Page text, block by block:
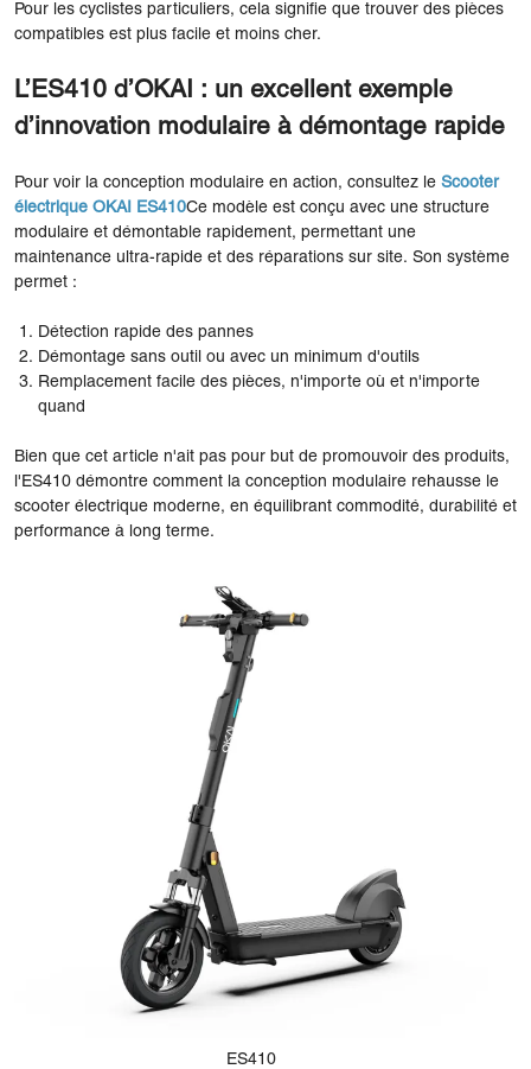
Pour les cyclistes particuliers, cela signifie que trouver des pièces
compatibles est plus facile et moins cher.
L’ES410 d’OKAI : un excellent exemple
d’innovation modulaire à démontage rapide
Pour voir la conception modulaire en action, consultez le Scooter
électrique OKAI ES410Ce modèle est conçu avec une structure
modulaire et démontable rapidement, permettant une
maintenance ultra-rapide et des réparations sur site. Son système
permet :
Détection rapide des pannes
Démontage sans outil ou avec un minimum d'outils
Remplacement facile des pièces, n'importe où et n'importe
quand
Bien que cet article n'ait pas pour but de promouvoir des produits,
l'ES410 démontre comment la conception modulaire rehausse le
scooter électrique moderne, en équilibrant commodité, durabilité et
performance à long terme.
ES410